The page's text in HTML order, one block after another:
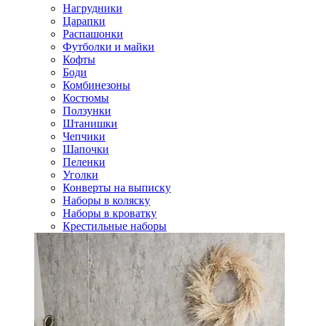
Нагрудники
Царапки
Распашонки
Футболки и майки
Кофты
Боди
Комбинезоны
Костюмы
Ползунки
Штанишки
Чепчики
Шапочки
Пеленки
Уголки
Конверты на выписку
Наборы в коляску
Наборы в кроватку
Крестильные наборы